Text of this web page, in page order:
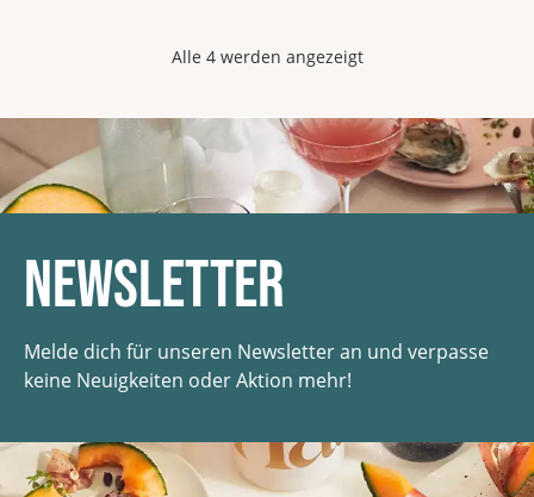
Alle 4 werden angezeigt
Seite
1 Seite
2
Newsletter
Melde dich für unseren Newsletter an und verpasse
keine Neuigkeiten oder Aktion mehr!